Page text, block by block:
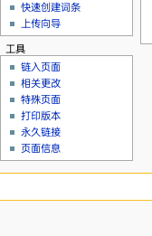
快速创建词条
上传向导
工具
链入页面
相关更改
特殊页面
打印版本
永久链接
页面信息